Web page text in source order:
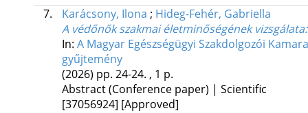
7.
Karácsony, Ilona ; Hideg-Fehér, Gabriella
A védőnők szakmai életminőségének
In: A Magyar Egészségügyi Szakdolgozói
gyűjtemény
(2026) pp. 24-24. , 1 p.
Abstract (Conference paper) | Scientific
[37056924] [Approved]